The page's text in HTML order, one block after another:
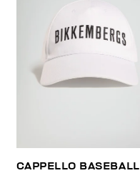
CAPPELLO BASEBALL